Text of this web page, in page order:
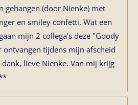
gehangen (door Nienke) met
en smiley confetti. Wat een
mijn 2 collega's deze "Goody
ontvangen tijdens mijn afscheid
lieve Nienke. Van mij krijg